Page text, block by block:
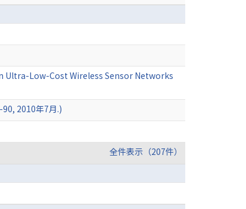
Ultra-Low-Cost Wireless Sensor Networks
2010年7月.)
全件表示（207件）